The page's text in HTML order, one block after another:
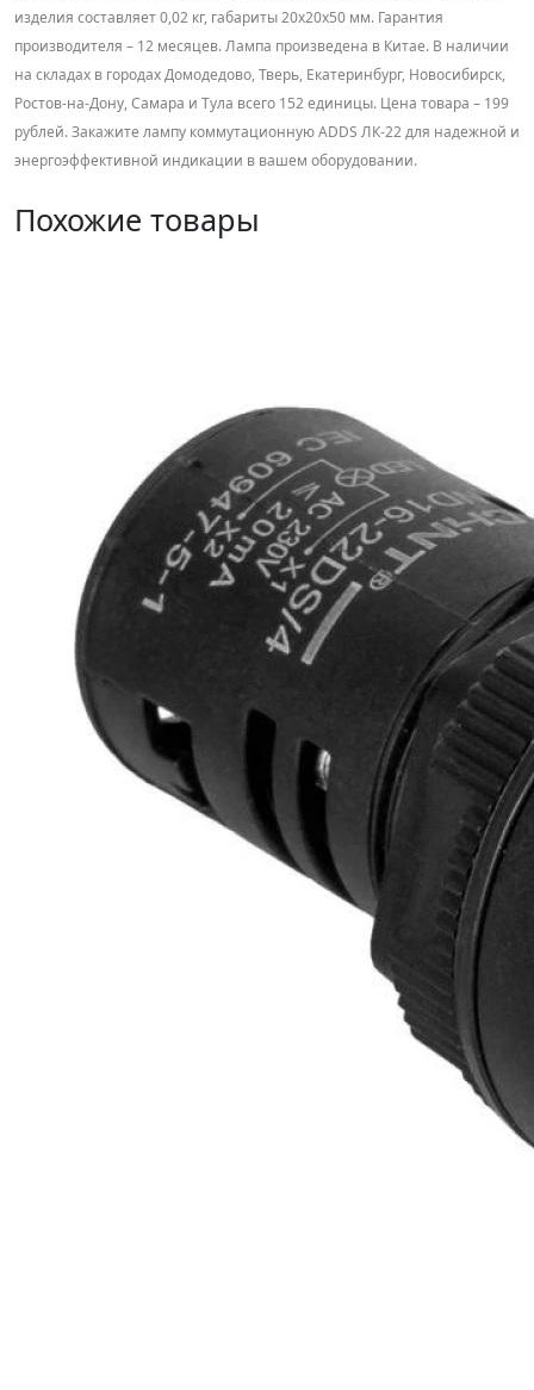
изделия составляет 0,02 кг, габариты 20x20x50 мм. Гарантия
производителя – 12 месяцев. Лампа произведена в Китае. В наличии
на складах в городах Домодедово, Тверь, Екатеринбург, Новосибирск,
Ростов-на-Дону, Самара и Тула всего 152 единицы. Цена товара – 199
рублей. Закажите лампу коммутационную ADDS ЛК-22 для надежной и
энергоэффективной индикации в вашем оборудовании.
Похожие товары